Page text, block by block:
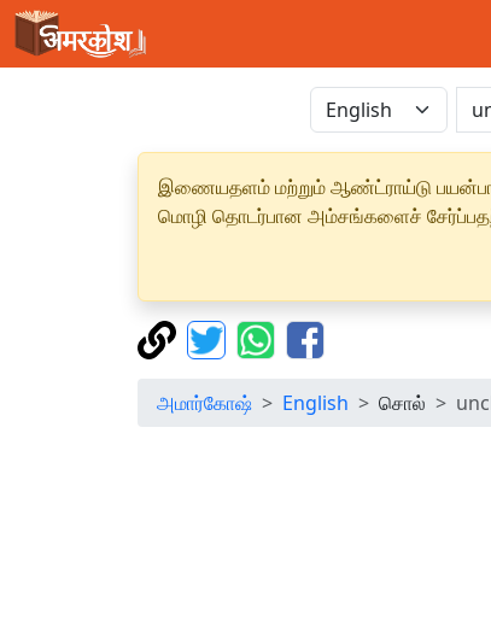
இணையதளம் மற்றும் ஆண்ட்ராய்டு
மொழி தொடர்பான அம்சங்களைச்
அமார்கோஷ் English சொல்